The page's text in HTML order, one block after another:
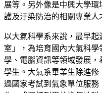
展等。另外像是中興大學
護及汙染防治的相關專業人
以大氣科學系來說，最早
室」，為培育國內大氣科
學、電腦資訊等領域發展
學生。大氣系畢業生除進
過國家考試到氣象單位服